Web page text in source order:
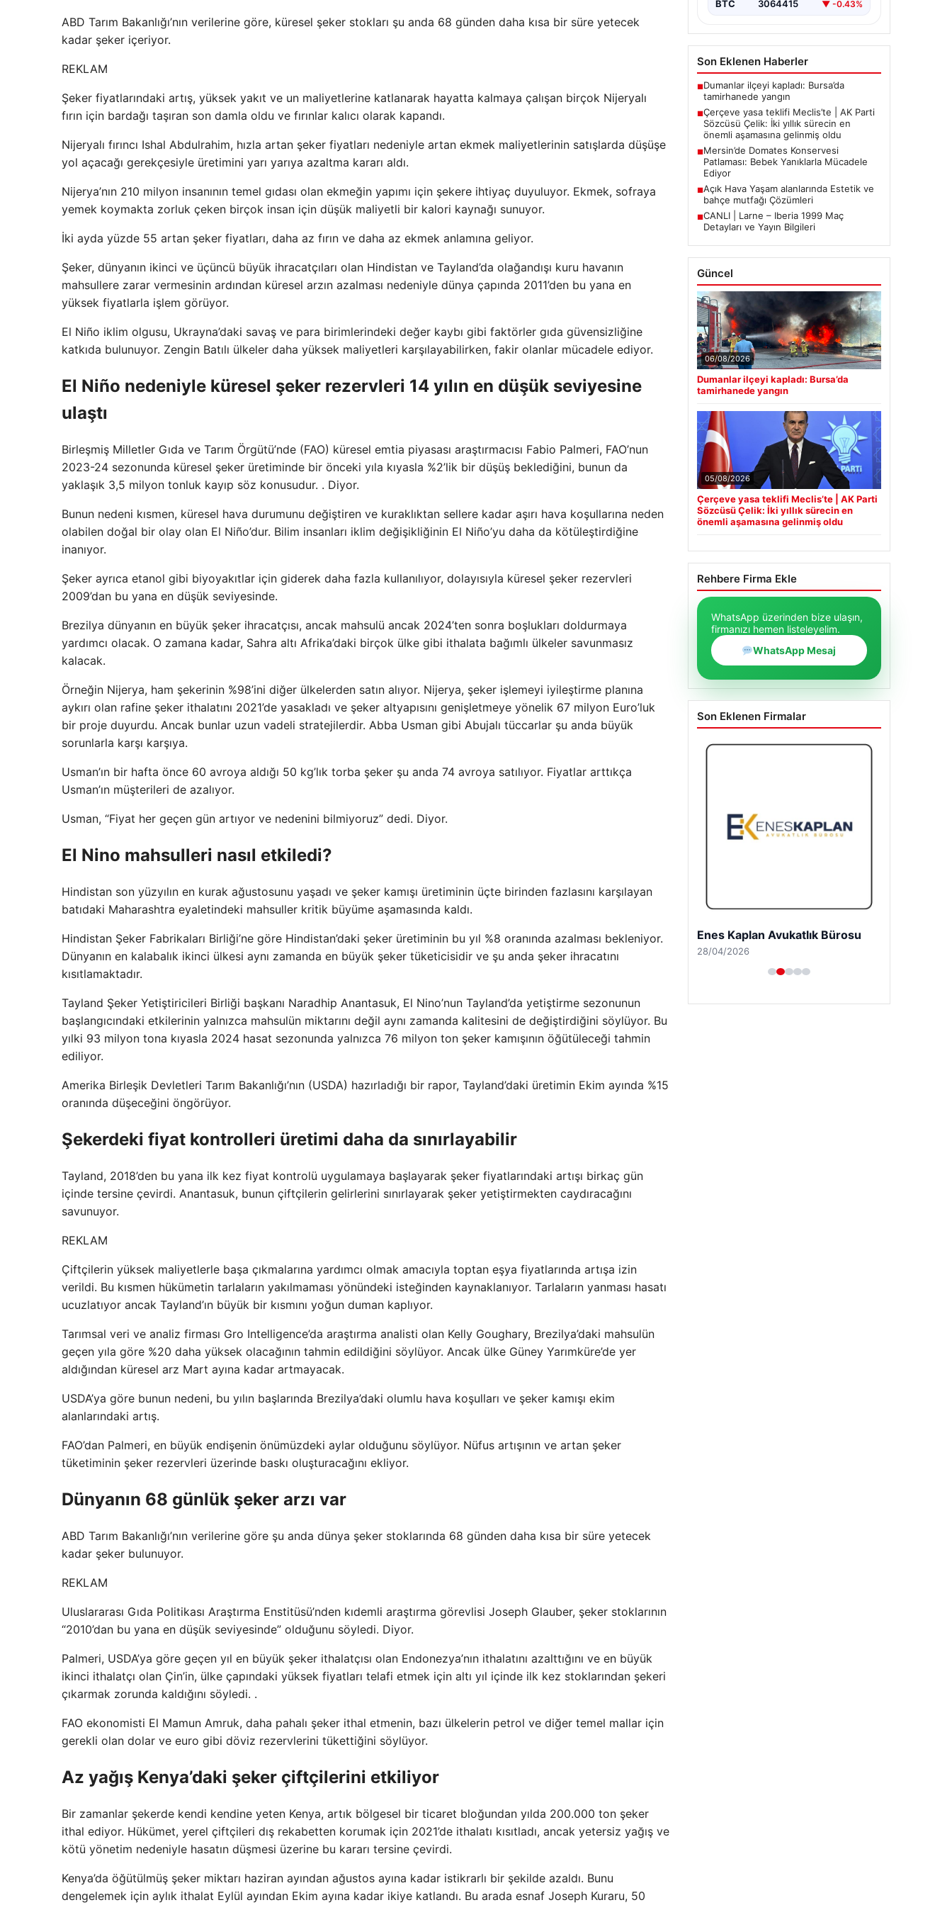
ABD Tarım Bakanlığı’nın verilerine göre, küresel şeker stokları şu anda 68 günden daha kısa bir süre yetecek
kadar şeker içeriyor.
REKLAM
Şeker fiyatlarındaki artış, yüksek yakıt ve un maliyetlerine katlanarak hayatta kalmaya çalışan birçok Nijeryalı
fırın için bardağı taşıran son damla oldu ve fırınlar kalıcı olarak kapandı.
Nijeryalı fırıncı Ishal Abdulrahim, hızla artan şeker fiyatları nedeniyle artan ekmek maliyetlerinin satışlarda düşüşe
yol açacağı gerekçesiyle üretimini yarı yarıya azaltma kararı aldı.
Nijerya’nın 210 milyon insanının temel gıdası olan ekmeğin yapımı için şekere ihtiyaç duyuluyor. Ekmek, sofraya
yemek koymakta zorluk çeken birçok insan için düşük maliyetli bir kalori kaynağı sunuyor.
İki ayda yüzde 55 artan şeker fiyatları, daha az fırın ve daha az ekmek anlamına geliyor.
Şeker, dünyanın ikinci ve üçüncü büyük ihracatçıları olan Hindistan ve Tayland’da olağandışı kuru havanın
mahsullere zarar vermesinin ardından küresel arzın azalması nedeniyle dünya çapında 2011’den bu yana en
yüksek fiyatlarla işlem görüyor.
El Niño iklim olgusu, Ukrayna’daki savaş ve para birimlerindeki değer kaybı gibi faktörler gıda güvensizliğine
katkıda bulunuyor. Zengin Batılı ülkeler daha yüksek maliyetleri karşılayabilirken, fakir olanlar mücadele ediyor.
El Niño nedeniyle küresel şeker rezervleri 14 yılın en düşük seviyesine
ulaştı
Birleşmiş Milletler Gıda ve Tarım Örgütü’nde (FAO) küresel emtia piyasası araştırmacısı Fabio Palmeri, FAO’nun
2023-24 sezonunda küresel şeker üretiminde bir önceki yıla kıyasla %2’lik bir düşüş beklediğini, bunun da
yaklaşık 3,5 milyon tonluk kayıp söz konusudur. . Diyor.
Bunun nedeni kısmen, küresel hava durumunu değiştiren ve kuraklıktan sellere kadar aşırı hava koşullarına neden
olabilen doğal bir olay olan El Niño’dur. Bilim insanları iklim değişikliğinin El Niño’yu daha da kötüleştirdiğine
inanıyor.
Şeker ayrıca etanol gibi biyoyakıtlar için giderek daha fazla kullanılıyor, dolayısıyla küresel şeker rezervleri
2009’dan bu yana en düşük seviyesinde.
Brezilya dünyanın en büyük şeker ihracatçısı, ancak mahsulü ancak 2024’ten sonra boşlukları doldurmaya
yardımcı olacak. O zamana kadar, Sahra altı Afrika’daki birçok ülke gibi ithalata bağımlı ülkeler savunmasız
kalacak.
Örneğin Nijerya, ham şekerinin %98’ini diğer ülkelerden satın alıyor. Nijerya, şeker işlemeyi iyileştirme planına
aykırı olan rafine şeker ithalatını 2021’de yasakladı ve şeker altyapısını genişletmeye yönelik 67 milyon Euro’luk
bir proje duyurdu. Ancak bunlar uzun vadeli stratejilerdir. Abba Usman gibi Abujalı tüccarlar şu anda büyük
sorunlarla karşı karşıya.
Usman’ın bir hafta önce 60 avroya aldığı 50 kg’lık torba şeker şu anda 74 avroya satılıyor. Fiyatlar arttıkça
Usman’ın müşterileri de azalıyor.
Usman, “Fiyat her geçen gün artıyor ve nedenini bilmiyoruz” dedi. Diyor.
El Nino mahsulleri nasıl etkiledi?
Hindistan son yüzyılın en kurak ağustosunu yaşadı ve şeker kamışı üretiminin üçte birinden fazlasını karşılayan
batıdaki Maharashtra eyaletindeki mahsuller kritik büyüme aşamasında kaldı.
Hindistan Şeker Fabrikaları Birliği’ne göre Hindistan’daki şeker üretiminin bu yıl %8 oranında azalması bekleniyor.
Dünyanın en kalabalık ikinci ülkesi aynı zamanda en büyük şeker tüketicisidir ve şu anda şeker ihracatını
kısıtlamaktadır.
Tayland Şeker Yetiştiricileri Birliği başkanı Naradhip Anantasuk, El Nino’nun Tayland’da yetiştirme sezonunun
başlangıcındaki etkilerinin yalnızca mahsulün miktarını değil aynı zamanda kalitesini de değiştirdiğini söylüyor. Bu
yılki 93 milyon tona kıyasla 2024 hasat sezonunda yalnızca 76 milyon ton şeker kamışının öğütüleceği tahmin
ediliyor.
Amerika Birleşik Devletleri Tarım Bakanlığı’nın (USDA) hazırladığı bir rapor, Tayland’daki üretimin Ekim ayında %15
oranında düşeceğini öngörüyor.
Şekerdeki fiyat kontrolleri üretimi daha da sınırlayabilir
Tayland, 2018’den bu yana ilk kez fiyat kontrolü uygulamaya başlayarak şeker fiyatlarındaki artışı birkaç gün
içinde tersine çevirdi. Anantasuk, bunun çiftçilerin gelirlerini sınırlayarak şeker yetiştirmekten caydıracağını
savunuyor.
REKLAM
Çiftçilerin yüksek maliyetlerle başa çıkmalarına yardımcı olmak amacıyla toptan eşya fiyatlarında artışa izin
verildi. Bu kısmen hükümetin tarlaların yakılmaması yönündeki isteğinden kaynaklanıyor. Tarlaların yanması hasatı
ucuzlatıyor ancak Tayland’ın büyük bir kısmını yoğun duman kaplıyor.
Tarımsal veri ve analiz firması Gro Intelligence’da araştırma analisti olan Kelly Goughary, Brezilya’daki mahsulün
geçen yıla göre %20 daha yüksek olacağının tahmin edildiğini söylüyor. Ancak ülke Güney Yarımküre’de yer
aldığından küresel arz Mart ayına kadar artmayacak.
USDA’ya göre bunun nedeni, bu yılın başlarında Brezilya’daki olumlu hava koşulları ve şeker kamışı ekim
alanlarındaki artış.
FAO’dan Palmeri, en büyük endişenin önümüzdeki aylar olduğunu söylüyor. Nüfus artışının ve artan şeker
tüketiminin şeker rezervleri üzerinde baskı oluşturacağını ekliyor.
Dünyanın 68 günlük şeker arzı var
ABD Tarım Bakanlığı’nın verilerine göre şu anda dünya şeker stoklarında 68 günden daha kısa bir süre yetecek
kadar şeker bulunuyor.
REKLAM
Uluslararası Gıda Politikası Araştırma Enstitüsü’nden kıdemli araştırma görevlisi Joseph Glauber, şeker stoklarının
“2010’dan bu yana en düşük seviyesinde” olduğunu söyledi. Diyor.
Palmeri, USDA’ya göre geçen yıl en büyük şeker ithalatçısı olan Endonezya’nın ithalatını azalttığını ve en büyük
ikinci ithalatçı olan Çin’in, ülke çapındaki yüksek fiyatları telafi etmek için altı yıl içinde ilk kez stoklarından şekeri
çıkarmak zorunda kaldığını söyledi. .
FAO ekonomisti El Mamun Amruk, daha pahalı şeker ithal etmenin, bazı ülkelerin petrol ve diğer temel mallar için
gerekli olan dolar ve euro gibi döviz rezervlerini tükettiğini söylüyor.
Az yağış Kenya’daki şeker çiftçilerini etkiliyor
Bir zamanlar şekerde kendi kendine yeten Kenya, artık bölgesel bir ticaret bloğundan yılda 200.000 ton şeker
ithal ediyor. Hükümet, yerel çiftçileri dış rekabetten korumak için 2021’de ithalatı kısıtladı, ancak yetersiz yağış ve
kötü yönetim nedeniyle hasatın düşmesi üzerine bu kararı tersine çevirdi.
Kenya’da öğütülmüş şeker miktarı haziran ayından ağustos ayına kadar istikrarlı bir şekilde azaldı. Bunu
dengelemek için aylık ithalat Eylül ayından Ekim ayına kadar ikiye katlandı. Bu arada esnaf Joseph Kuraru, 50
BTC 3064415 ▼ -0.43%
Son Eklenen Haberler
■Dumanlar ilçeyi kapladı: Bursa’da
tamirhanede yangın
■Çerçeve yasa teklifi Meclis’te | AK Parti
Sözcüsü Çelik: İki yıllık sürecin en
önemli aşamasına gelinmiş oldu
■Mersin’de Domates Konservesi
Patlaması: Bebek Yanıklarla Mücadele
Ediyor
■Açık Hava Yaşam alanlarında Estetik ve
bahçe mutfağı Çözümleri
■CANLI | Larne – Iberia 1999 Maç
Detayları ve Yayın Bilgileri
Güncel
06/08/2026
Dumanlar ilçeyi kapladı: Bursa’da
tamirhanede yangın
05/08/2026
Çerçeve yasa teklifi Meclis’te | AK Parti
Sözcüsü Çelik: İki yıllık sürecin en
önemli aşamasına gelinmiş oldu
Rehbere Firma Ekle
WhatsApp üzerinden bize ulaşın,
firmanızı hemen listeleyelim.
WhatsApp Mesaj
Son Eklenen Firmalar
Enes Kaplan Avukatlık Bürosu
28/04/2026